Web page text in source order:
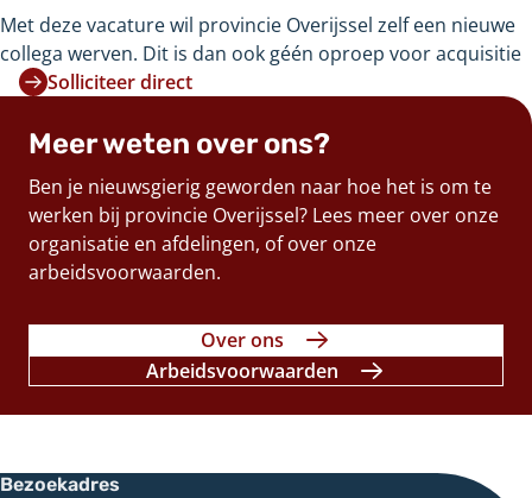
Met deze vacature wil provincie Overijssel zelf een nieuwe
collega werven. Dit is dan ook géén oproep voor acquisitie
Solliciteer direct
Meer weten over ons?
Ben je nieuwsgierig geworden naar hoe het is om te
werken bij provincie Overijssel? Lees meer over onze
organisatie en afdelingen, of over onze
arbeidsvoorwaarden.
Over ons
Arbeidsvoorwaarden
Bezoekadres